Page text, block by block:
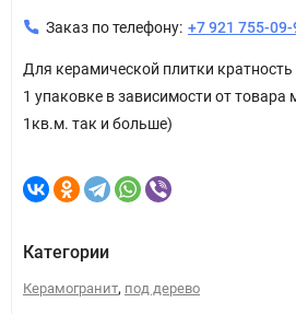
Заказ по телефону: +7 921 755-09-
Для керамической плитки кратность
1 упаковке в зависимости от
1кв.м. так и больше)
Категории
Керамогранит, под дерево